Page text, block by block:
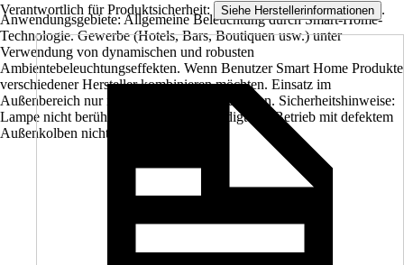
Anwendungsgebiete: Allgemeine Beleuchtung durch Smart-Home-
Technologie. Gewerbe (Hotels, Bars, Boutiquen usw.) unter
Verwendung von dynamischen und robusten
Ambientebeleuchtungseffekten. Wenn Benutzer Smart Home Produkte
verschiedener Hersteller kombinieren möchten. Einsatz im
Außenbereich nur in geeigneten Außenleuchten. Sicherheitshinweise:
Lampe nicht berühren, wenn sie beschädigt ist.. Betrieb mit defektem
Außenkolben nicht zulässig..
Verantwortlich für Produktsicherheit: Siehe Herstellerinformationen .